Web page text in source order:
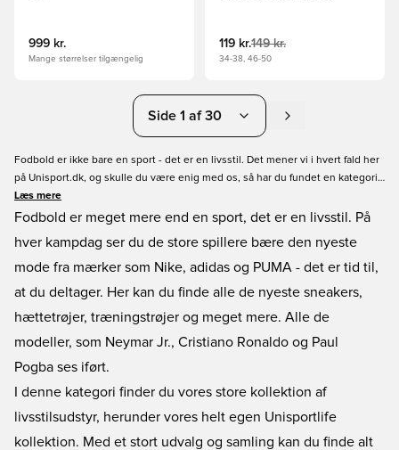
999 kr.
Mange størrelser tilgængelig
119 kr.149 kr.
34-38, 46-50
Side 1 af 30
Fodbold er ikke bare en sport - det er en livsstil. Det mener vi i hvert fald her
på Unisport.dk, og skulle du være enig med os, så har du fundet en kategori,
der helt sikkert passer perfekt til dig. Her har vi nemlig samlet vores store
udvalg af sportsmode, hvilket er lækkert modetøj med et sportsligt præg fra
og det er for alle, der lever og ånder for fodbold! Bliv en del af det, og vis din
kærlighed til det smukke spil!
Læs mere
Fodbold er meget mere end en sport, det er en livsstil. På
hver kampdag ser du de store spillere bære den nyeste
mode fra mærker som Nike, adidas og PUMA - det er tid til,
at du deltager. Her kan du finde alle de nyeste sneakers,
hættetrøjer, træningstrøjer og meget mere. Alle de
modeller, som Neymar Jr., Cristiano Ronaldo og Paul
Pogba ses iført.
I denne kategori finder du vores store kollektion af
livsstilsudstyr, herunder vores helt egen Unisportlife
kollektion. Med et stort udvalg og samling kan du finde alt